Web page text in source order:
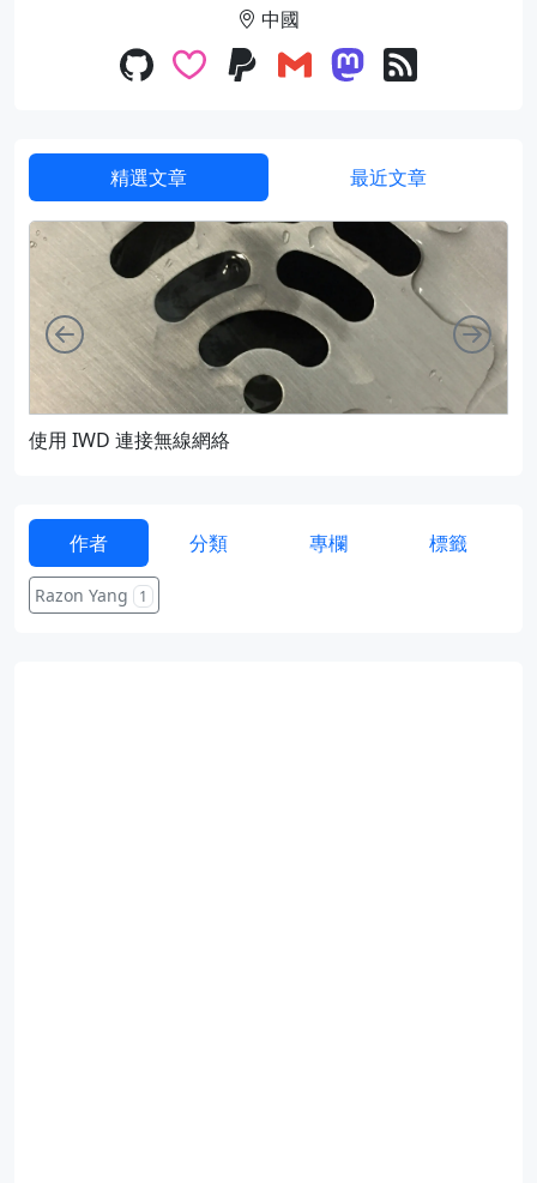
中國
精選文章 最近文章
使用 IWD 連接無線網絡
向左 向右
作者 分類 專欄 標籤
Razon Yang 1